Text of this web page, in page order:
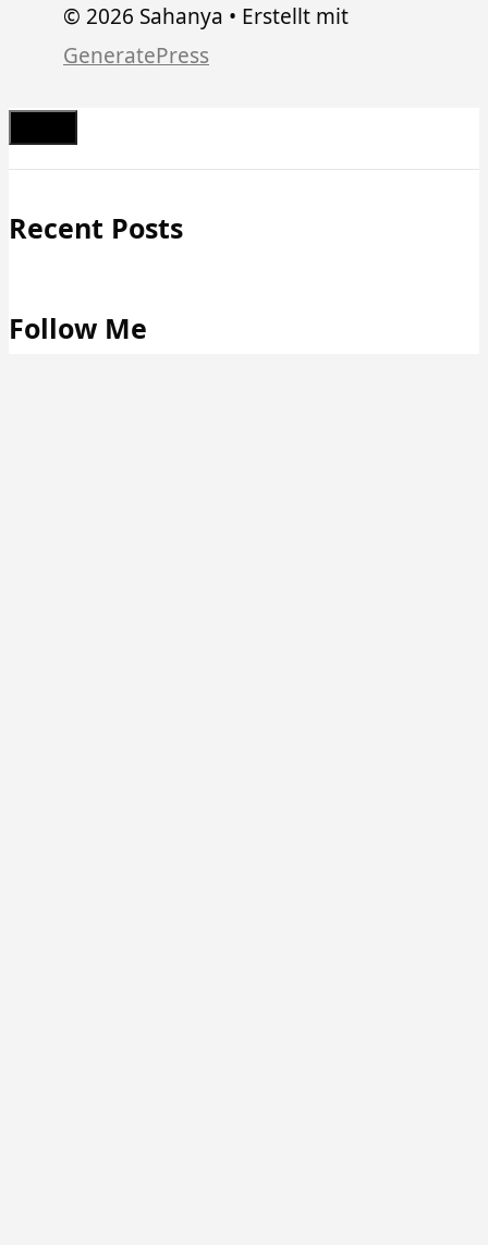
© 2026 Sahanya • Erstellt mit
GeneratePress
Schließen
Recent Posts
Follow Me